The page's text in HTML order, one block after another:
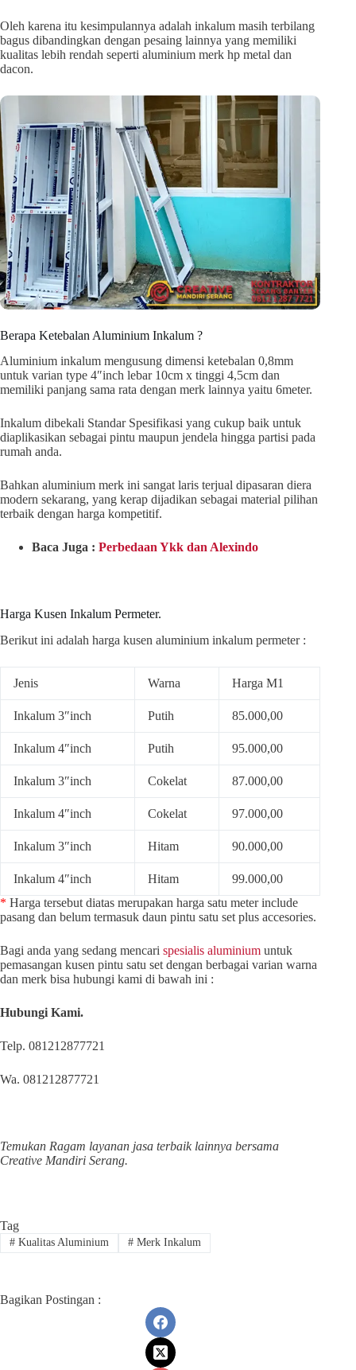
Oleh karena itu kesimpulannya adalah inkalum masih terbilang
bagus dibandingkan dengan pesaing lainnya yang memiliki
kualitas lebih rendah seperti aluminium merk hp metal dan
dacon.
Berapa Ketebalan Aluminium Inkalum ?
Aluminium inkalum mengusung dimensi ketebalan 0,8mm
untuk varian type 4″inch lebar 10cm x tinggi 4,5cm dan
memiliki panjang sama rata dengan merk lainnya yaitu 6meter.
Inkalum dibekali Standar Spesifikasi yang cukup baik untuk
diaplikasikan sebagai pintu maupun jendela hingga partisi pada
rumah anda.
Bahkan aluminium merk ini sangat laris terjual dipasaran diera
modern sekarang, yang kerap dijadikan sebagai material pilihan
terbaik dengan harga kompetitif.
Baca Juga : Perbedaan Ykk dan Alexindo
Harga Kusen Inkalum Permeter.
Berikut ini adalah harga kusen aluminium inkalum permeter :
Jenis Warna Harga M1
Inkalum 3″inch Putih 85.000,00
Inkalum 4″inch Putih 95.000,00
Inkalum 3″inch Cokelat 87.000,00
Inkalum 4″inch Cokelat 97.000,00
Inkalum 3″inch Hitam 90.000,00
Inkalum 4″inch Hitam
99.000,00
* Harga tersebut diatas merupakan harga satu meter include
pasang dan belum termasuk daun pintu satu set plus accesories.
Bagi anda yang sedang mencari spesialis aluminium untuk
pemasangan kusen pintu satu set dengan berbagai varian warna
dan merk bisa hubungi kami di bawah ini :
Hubungi Kami.
Telp. 081212877721
Wa. 081212877721
Temukan Ragam layanan jasa terbaik lainnya bersama
Creative Mandiri Serang.
Tag
#Kualitas Aluminium #Merk Inkalum
Bagikan Postingan :